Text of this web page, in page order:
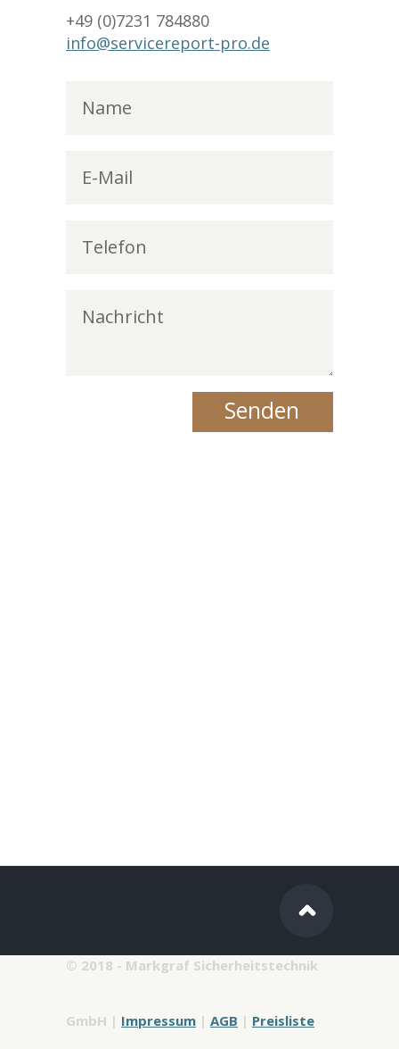
+49 (0)7231 784880
info@servicereport-pro.de
© 2018 - Markgraf Sicherheitstechnik
GmbH | Impressum | AGB | Preisliste